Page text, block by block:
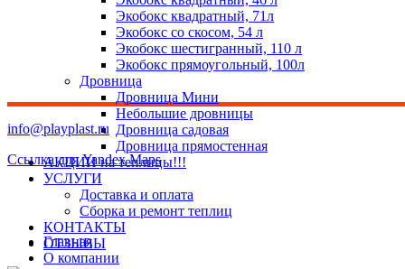
Экобокс квадратный, 71л
Экобокс со скосом, 54 л
Экобокс шестигранный, 110 л
Экобокс прямоугольный, 100л
Дровница
Дровница Мини
Небольшие дровницы
Дровница садовая
Дровница прямостенная
АКЦИИ на теплицы!!!
УСЛУГИ
Доставка и оплата
Сборка и ремонт теплиц
КОНТАКТЫ
ОТЗЫВЫ
info@playplast.ru
Ссылка для Yandex Maps
Главная
О компании